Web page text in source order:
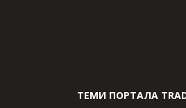
ТЕМИ ПОРТАЛА